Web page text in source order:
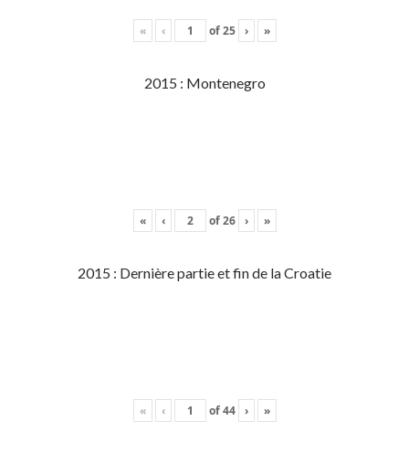
« ‹ of25 › »
2015 : Montenegro
« ‹ of26 › »
2015 : Dernière partie et fin de la Croatie
« ‹ of44 › »